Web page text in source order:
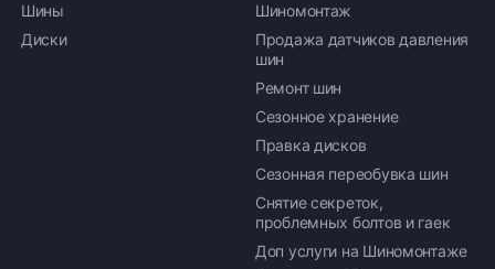
Шины
Диски
Шиномонтаж
Продажа датчиков давления
шин
Ремонт шин
Сезонное хранение
Правка дисков
Сезонная переобувка шин
Снятие секреток,
проблемных болтов и гаек
Доп услуги на Шиномонтаже